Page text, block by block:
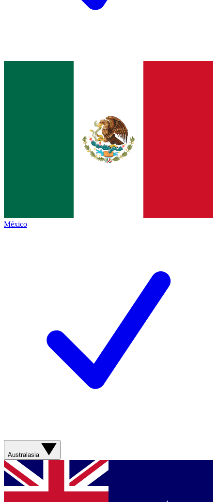
México
Australasia